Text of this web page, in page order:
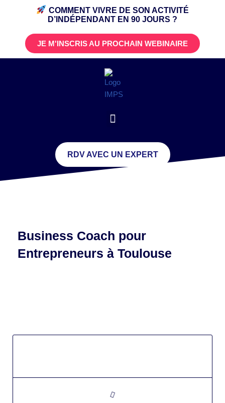
COMMENT VIVRE DE SON ACTIVITÉ
D’INDÉPENDANT EN 90 JOURS ?
JE M'INSCRIS AU PROCHAIN WEBINAIRE
RDV AVEC UN EXPERT
Business Coach pour
Entrepreneurs à Toulouse